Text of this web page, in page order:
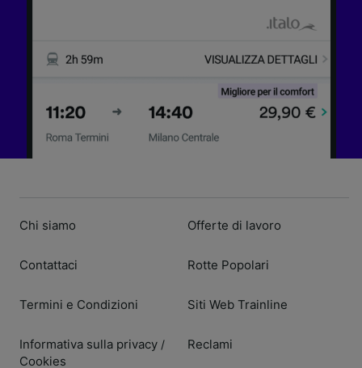
Chi siamo
Contattaci
Termini e Condizioni
Informativa sulla privacy /
Cookies
Offerte di lavoro
Rotte Popolari
Siti Web Trainline
Reclami